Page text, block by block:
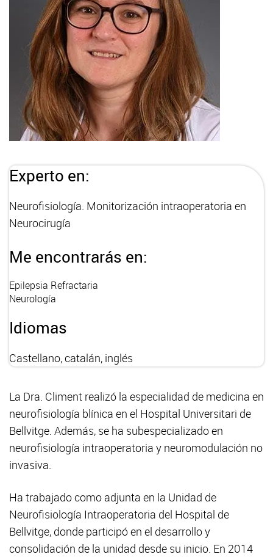
Experto en:
Neurofisiología. Monitorización intraoperatoria en
Neurocirugía
Me encontrarás en:
Epilepsia Refractaria
Neurología
Idiomas
Castellano, catalán, inglés
La Dra. Climent realizó la especialidad de medicina en
neurofisiología blínica en el Hospital Universitari de
Bellvitge. Además, se ha subespecializado en
neurofisiología intraoperatoria y neuromodulación no
invasiva.
Ha trabajado como adjunta en la Unidad de
Neurofisiología Intraoperatoria del Hospital de
Bellvitge, donde participó en el desarrollo y
consolidación de la unidad desde su inicio. En 2014